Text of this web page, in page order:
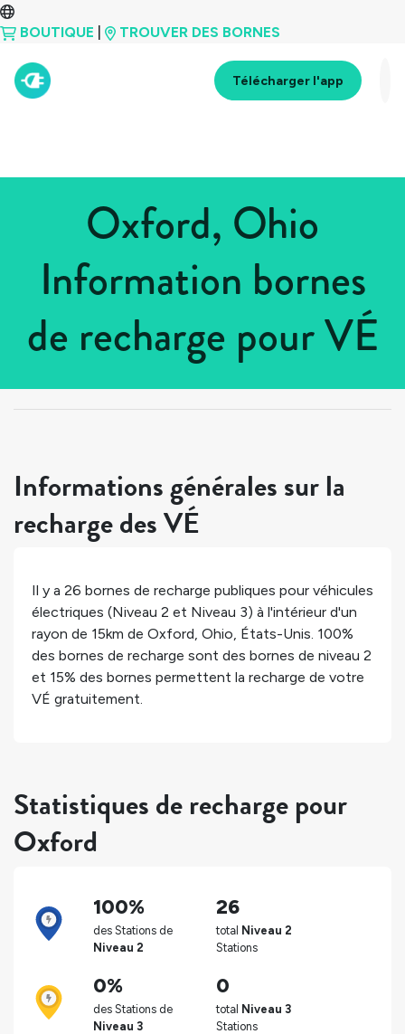
BOUTIQUE TROUVER DES BORNES
Télécharger l'app
Oxford, Ohio
Information bornes
de recharge pour VÉ
États-Unis > Ohio
Informations générales sur la
recharge des VÉ
Il y a 26 bornes de recharge publiques pour véhicules
électriques (Niveau 2 et Niveau 3) à l'intérieur d'un
rayon de 15km de Oxford, Ohio, États-Unis. 100%
des bornes de recharge sont des bornes de niveau 2
et 15% des bornes permettent la recharge de votre
VÉ gratuitement.
Statistiques de recharge pour
Oxford
100%
des Stations de
Niveau 2
26
total Niveau 2
Stations
0%
des Stations de
Niveau 3
0
total Niveau 3
Stations